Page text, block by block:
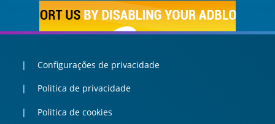
Configurações de privacidade
Politica de privacidade
Politica de cookies